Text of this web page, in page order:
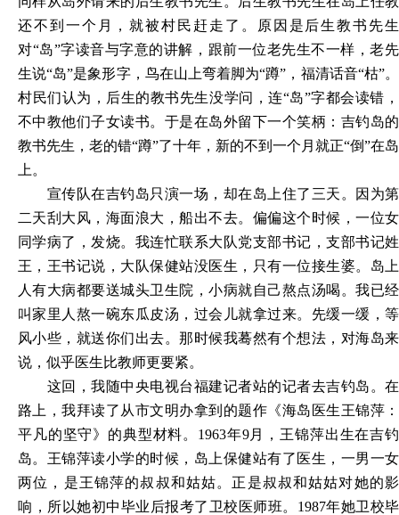
还不到一个月，就被村民赶走了。原因是后生教书先生
对“岛”字读音与字意的讲解，跟前一位老先生不一样，老先
生说“岛”是象形字，鸟在山上弯着脚为“蹲”，福清话音“枯”。
村民们认为，后生的教书先生没学问，连“岛”字都会读错，
不中教他们子女读书。于是在岛外留下一个笑柄：吉钓岛的
教书先生，老的错“蹲”了十年，新的不到一个月就正“倒”在岛
上。
宣传队在吉钓岛只演一场，却在岛上住了三天。因为第
二天刮大风，海面浪大，船出不去。偏偏这个时候，一位女
同学病了，发烧。我连忙联系大队党支部书记，支部书记姓
王，王书记说，大队保健站没医生，只有一位接生婆。岛上
人有大病都要送城头卫生院，小病就自己熬点汤喝。我已经
叫家里人熬一碗东瓜皮汤，过会儿就拿过来。先缓一缓，等
风小些，就送你们出去。那时候我蓦然有个想法，对海岛来
说，似乎医生比教师更要紧。
这回，我随中央电视台福建记者站的记者去吉钓岛。在
路上，我拜读了从市文明办拿到的题作《海岛医生王锦萍：
平凡的坚守》的典型材料。 1963年9月，王锦萍出生在吉钓
岛。王锦萍读小学的时候，岛上保健站有了医生，一男一女
两位，是王锦萍的叔叔和姑姑。正是叔叔和姑姑对她的影
响，所以她初中毕业后报考了卫校医师班。1987年她卫校毕